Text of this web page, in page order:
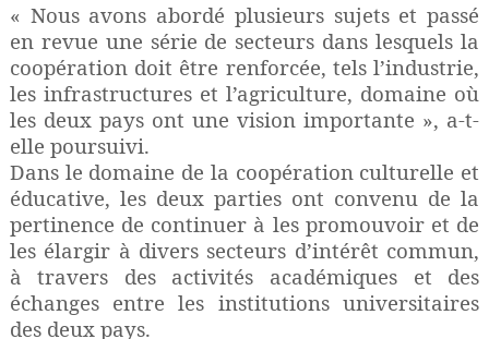
« Nous avons abordé plusieurs sujets et passé
en revue une série de secteurs dans lesquels la
coopération doit être renforcée, tels l’industrie,
les infrastructures et l’agriculture, domaine où
les deux pays ont une vision importante », a-t-
elle poursuivi.
Dans le domaine de la coopération culturelle et
éducative, les deux parties ont convenu de la
pertinence de continuer à les promouvoir et de
les élargir à divers secteurs d’intérêt commun,
à travers des activités académiques et des
échanges entre les institutions universitaires
des deux pays.